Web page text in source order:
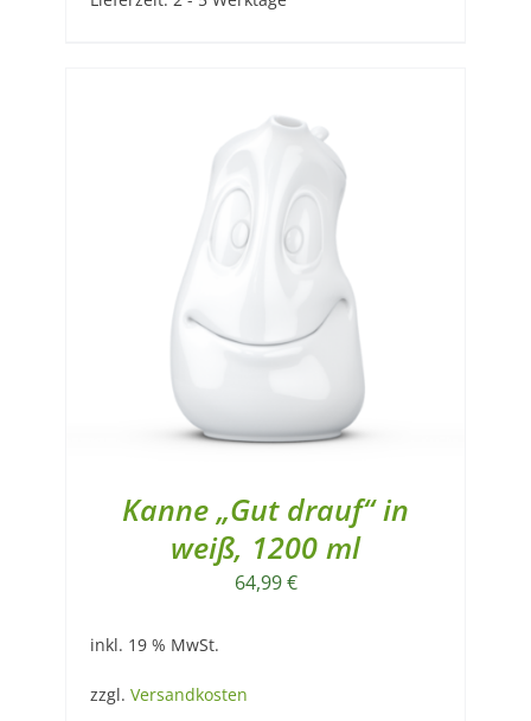
Kanne „Gut drauf“ in
weiß, 1200 ml
64,99€
inkl. 19 % MwSt.
zzgl. Versandkosten